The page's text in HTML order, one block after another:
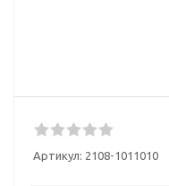
Артикул: 2108-1011010